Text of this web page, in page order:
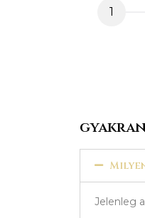
1
Jelenleg